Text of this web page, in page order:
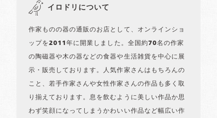
イロドリについて
作家ものの器の通販のお店として、オンラインショ
ップを2011年に開業しました。全国約70名の作家
の陶磁器や木の器などの食器や生活雑貨を中心に展
示・販売しております。人気作家さんはもちろんの
こと、若手作家さんや女性作家さんの作品も多く取
り揃えております。息を飲むように美しい作品か思
わず笑顔になってしまうかわいい作品など幅広い作